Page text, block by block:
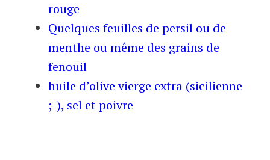
rouge
Quelques feuilles de persil ou de
menthe ou même des grains de
fenouil
huile d’olive vierge extra (sicilienne
;-), sel et poivre